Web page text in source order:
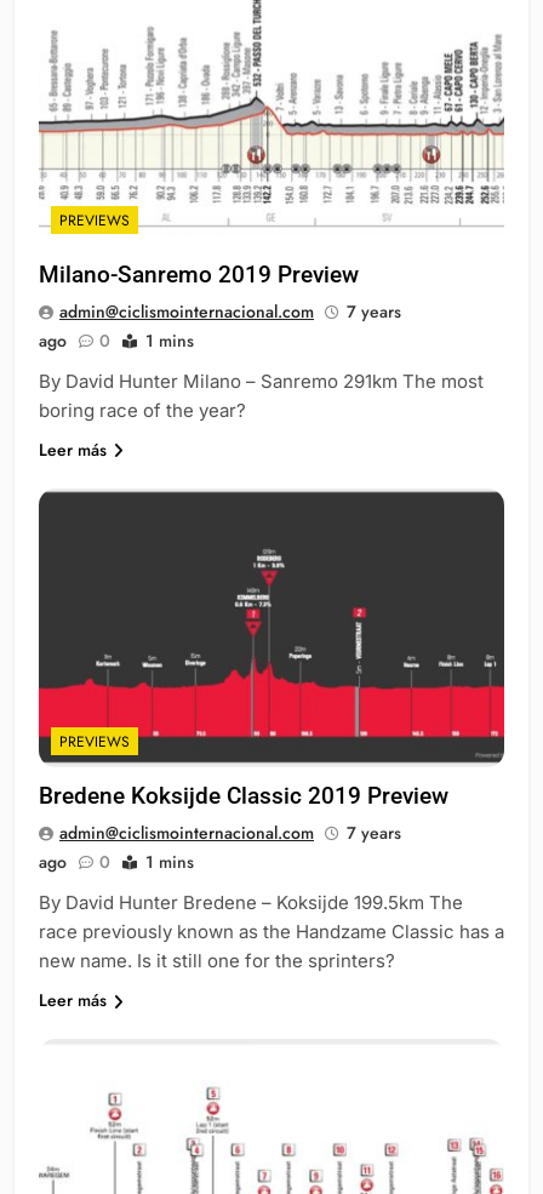
PREVIEWS
Milano-Sanremo 2019 Preview
admin@ciclismointernacional.com
7 years
ago
0 1 mins
By David Hunter Milano – Sanremo 291km The most
boring race of the year?
Leer más
PREVIEWS
Bredene Koksijde Classic 2019 Preview
admin@ciclismointernacional.com
7 years
ago
0 1 mins
By David Hunter Bredene – Koksijde 199.5km The
race previously known as the Handzame Classic has a
new name. Is it still one for the sprinters?
Leer más